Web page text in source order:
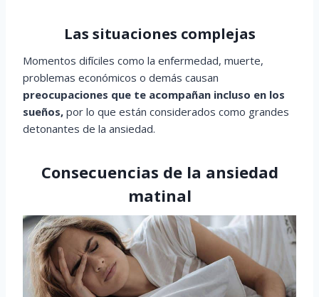
Las situaciones complejas
Momentos difíciles como la enfermedad, muerte,
problemas económicos o demás causan
preocupaciones que te acompañan incluso en los
sueños, por lo que están considerados como grandes
detonantes de la ansiedad.
Consecuencias de la ansiedad
matinal